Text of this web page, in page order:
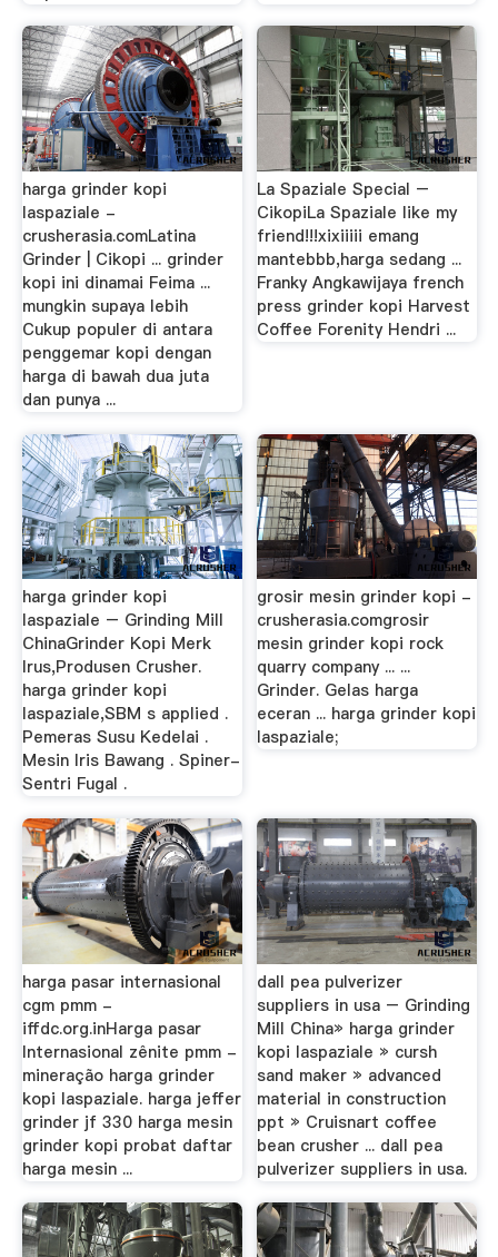
harga grinder kopi
laspaziale -
crusherasia.comLatina
Grinder | Cikopi ... grinder
kopi ini dinamai Feima ...
mungkin supaya lebih
Cukup populer di antara
penggemar kopi dengan
harga di bawah dua juta
dan punya ...
La Spaziale Special –
CikopiLa Spaziale like my
friend!!!xixiiiii emang
mantebbb,harga sedang ...
Franky Angkawijaya french
press grinder kopi Harvest
Coffee Forenity Hendri ...
harga grinder kopi
laspaziale – Grinding Mill
ChinaGrinder Kopi Merk
Irus,Produsen Crusher.
harga grinder kopi
laspaziale,SBM s applied .
Pemeras Susu Kedelai .
Mesin Iris Bawang . Spiner-
Sentri Fugal .
grosir mesin grinder kopi -
crusherasia.comgrosir
mesin grinder kopi rock
quarry company ... ...
Grinder. Gelas harga
eceran ... harga grinder kopi
laspaziale;
harga pasar internasional
cgm pmm -
iffdc.org.inHarga pasar
Internasional zênite pmm -
mineração harga grinder
kopi laspaziale. harga jeffer
grinder jf 330 harga mesin
grinder kopi probat daftar
harga mesin ...
dall pea pulverizer
suppliers in usa – Grinding
Mill China» harga grinder
kopi laspaziale » cursh
sand maker » advanced
material in construction
ppt » Cruisnart coffee
bean crusher ... dall pea
pulverizer suppliers in usa.